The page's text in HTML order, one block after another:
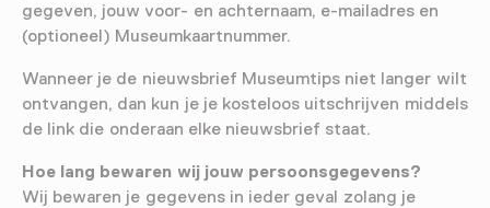
gegeven, jouw voor- en achternaam, e-mailadres en
(optioneel) Museumkaartnummer.
Wanneer je de nieuwsbrief Museumtips niet langer wilt
ontvangen, dan kun je je kosteloos uitschrijven middels
de link die onderaan elke nieuwsbrief staat.
Hoe lang bewaren wij jouw persoonsgegevens?
Wij bewaren je gegevens in ieder geval zolang je